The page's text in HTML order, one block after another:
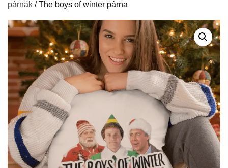
párnák / The boys of winter párna